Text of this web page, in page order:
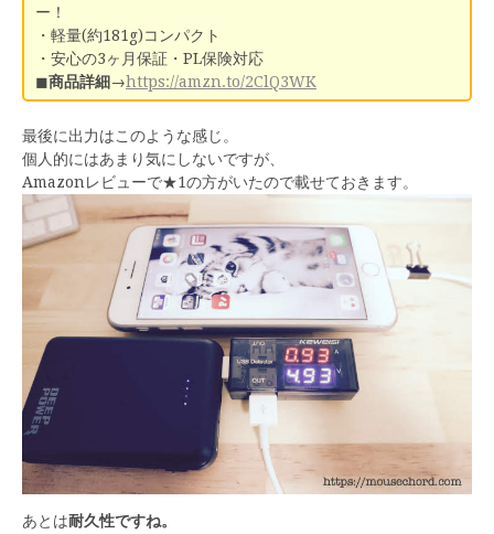
ー！
・軽量(約181g)コンパクト
・安心の3ヶ月保証・PL保険対応
◼︎商品詳細→https://amzn.to/2ClQ3WK
最後に出力はこのような感じ。
個人的にはあまり気にしないですが、
Amazonレビューで★1の方がいたので載せておきます。
あとは耐久性ですね。